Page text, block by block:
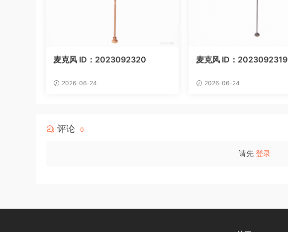
麦克风 ID：2023092320
2026-06-24
麦克风 ID：2023092319
2026-06-24
评论 0
请先 登录